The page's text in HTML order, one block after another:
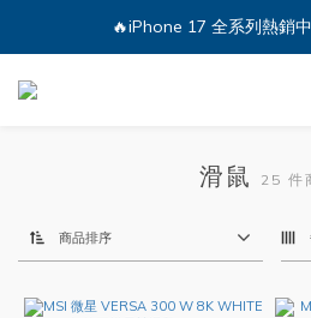
🔥iPhone 17 全系列熱銷
滑鼠 25 件
商品排序